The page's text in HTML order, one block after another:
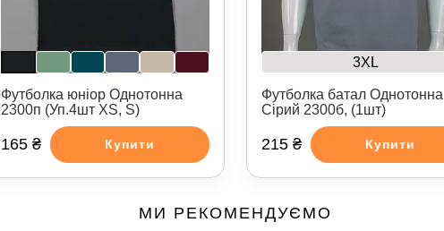
Футболка юніор Однотонна
2300п (Уп.4шт XS, S)
165 ₴ Купити
3XL
Футболка батал Однотонна
Сірий 2300б, (1шт)
215 ₴ Купити
МИ РЕКОМЕНДУЄМО